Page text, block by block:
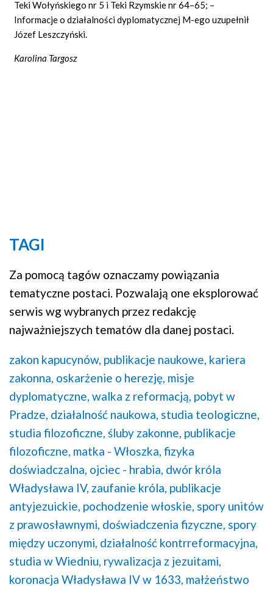
Teki Wołyńskiego nr 5 i Teki Rzymskie nr 64–65; –
Informacje o działalności dyplomatycznej M-ego uzupełnił
Józef Leszczyński.
Karolina Targosz
TAGI
Za pomocą tagów oznaczamy powiązania
tematyczne postaci. Pozwalają one eksplorować
serwis wg wybranych przez redakcję
najważniejszych tematów dla danej postaci.
zakon kapucynów, publikacje naukowe, kariera
zakonna, oskarżenie o herezję, misje
dyplomatyczne, walka z reformacją, pobyt w
Pradze, działalność naukowa, studia teologiczne,
studia filozoficzne, śluby zakonne, publikacje
filozoficzne, matka - Włoszka, fizyka
doświadczalna, ojciec - hrabia, dwór króla
Władysława IV, zaufanie króla, publikacje
antyjezuickie, pochodzenie włoskie, spory unitów
z prawosławnymi, doświadczenia fizyczne, spory
między uczonymi, działalność kontrreformacyjna,
studia w Wiedniu, rywalizacja z jezuitami,
koronacja Władysława IV w 1633, małżeństwo